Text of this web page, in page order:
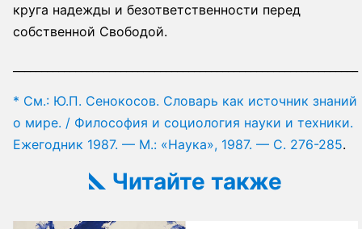
круга надежды и безответственности перед
собственной Свободой.
* См.: Ю.П. Сенокосов. Словарь как источник знаний
о мире. / Философия и социология науки и техники.
Ежегодник 1987. — М.: «Наука», 1987. — С. 276-285.
Читайте также